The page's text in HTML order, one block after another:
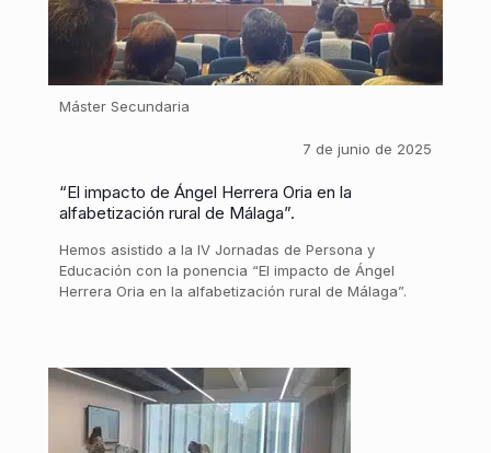
Máster Secundaria
7 de junio de 2025
“El impacto de Ángel Herrera Oria en la
alfabetización rural de Málaga”.
Hemos asistido a la IV Jornadas de Persona y
Educación con la ponencia “El impacto de Ángel
Herrera Oria en la alfabetización rural de Málaga”.